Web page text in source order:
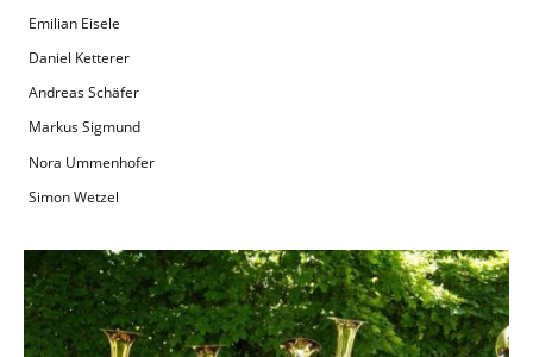
Emilian Eisele
Daniel Ketterer
Andreas Schäfer
Markus Sigmund
Nora Ummenhofer
Simon Wetzel